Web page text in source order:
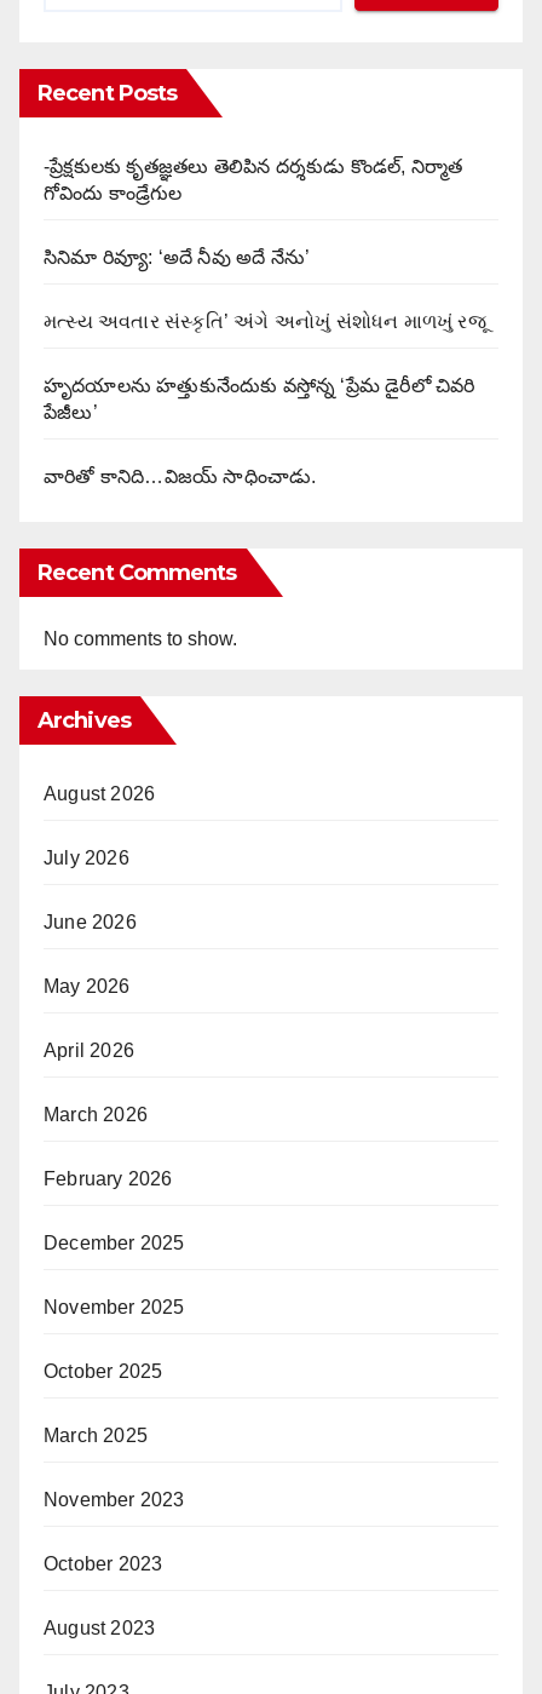
Recent Posts
-ప్రేక్షకులకు కృతజ్ఞతలు తెలిపిన దర్శకుడు కొండల్, నిర్మాత
గోవిందు కాండ్రేగుల
సినిమా రివ్యూ: ‘అదే నీవు అదే నేను’
મત્સ્ય અવતાર સંસ્કૃતિ’ અંગે અનોખું સંશોધન માળખું રજૂ
హృదయాలను హత్తుకునేందుకు వస్తోన్న ‘ప్రేమ డైరీలో చివరి
పేజీలు’
వారితో కానిది…విజయ్ సాధించాడు.
Recent Comments
No comments to show.
Archives
August 2026
July 2026
June 2026
May 2026
April 2026
March 2026
February 2026
December 2025
November 2025
October 2025
March 2025
November 2023
October 2023
August 2023